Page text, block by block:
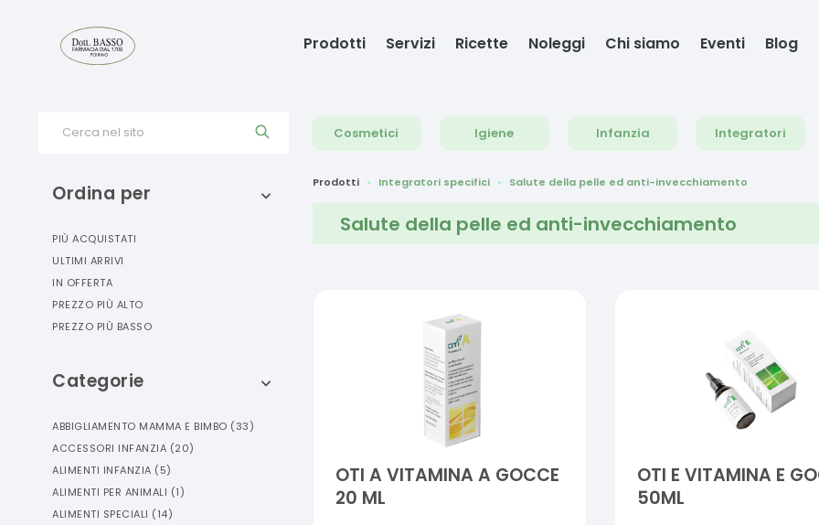
Prodotti Servizi Ricette Noleggi Chi siamo Eventi Blog
Cerca nel sito Cosmetici Igiene Infanzia Integratori
Ordina per
PIÙ ACQUISTATI
ULTIMI ARRIVI
IN OFFERTA
PREZZO PIÙ ALTO
PREZZO PIÙ BASSO
Categorie
ABBIGLIAMENTO MAMMA E BIMBO (33)
ACCESSORI INFANZIA (20)
ALIMENTI INFANZIA (5)
ALIMENTI PER ANIMALI (1)
ALIMENTI SPECIALI (14)
Prodotti Integratori specifici Salute della pelle ed anti-invecchiamento
Salute della pelle ed anti-invecchiamento
OTI A VITAMINA A GOCCE
20 ML
OTI E VITAMINA E
50ML